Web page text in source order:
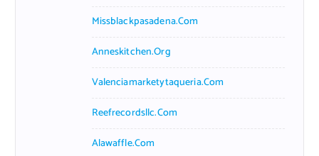
Missblackpasadena.com
Anneskitchen.org
Valenciamarketytaqueria.com
Reefrecordsllc.com
Alawaffle.com